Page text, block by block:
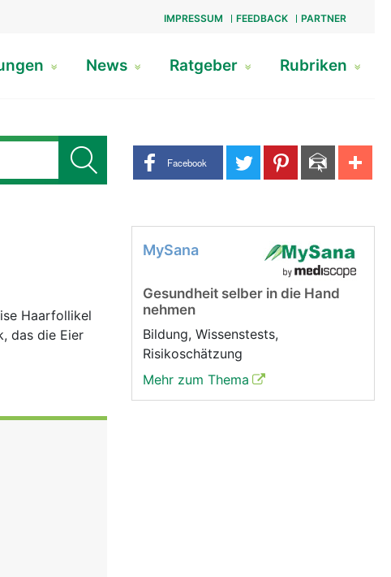
IMPRESSUM FEEDBACK PARTNER
News Ratgeber Rubriken
Share buttons
Facebook
Haarfollikel
das die Eier
MySana
Gesundheit selber in die Hand
nehmen
Bildung, Wissenstests,
Risikoschätzung
Mehr zum Thema